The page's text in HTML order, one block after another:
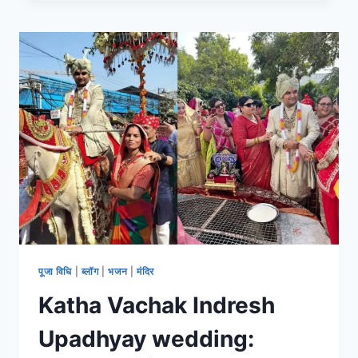
पूजा विधि| ब्लॉग|भजन| मंदिर
Katha Vachak Indresh
Upadhyay wedding: